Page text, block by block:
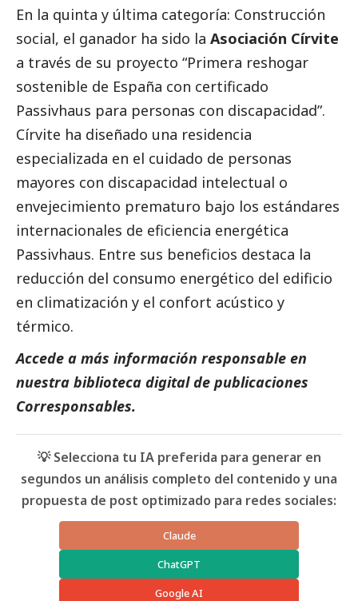
En la quinta y última categoría: Construcción
social, el ganador ha sido la Asociación Círvite
a través de su proyecto “Primera reshogar
sostenible de España con certificado
Passivhaus para personas con discapacidad”.
Círvite ha diseñado una residencia
especializada en el cuidado de personas
mayores con discapacidad intelectual o
envejecimiento prematuro bajo los estándares
internacionales de eficiencia energética
Passivhaus. Entre sus beneficios destaca la
reducción del consumo energético del edificio
en climatización y el confort acústico y
térmico.
Accede a más información responsable en
nuestra biblioteca digital de publicaciones
Corresponsables.
💡 Selecciona tu IA preferida para generar en
segundos un análisis completo del contenido y una
propuesta de post optimizado para redes sociales:
Claude
ChatGPT
Google AI